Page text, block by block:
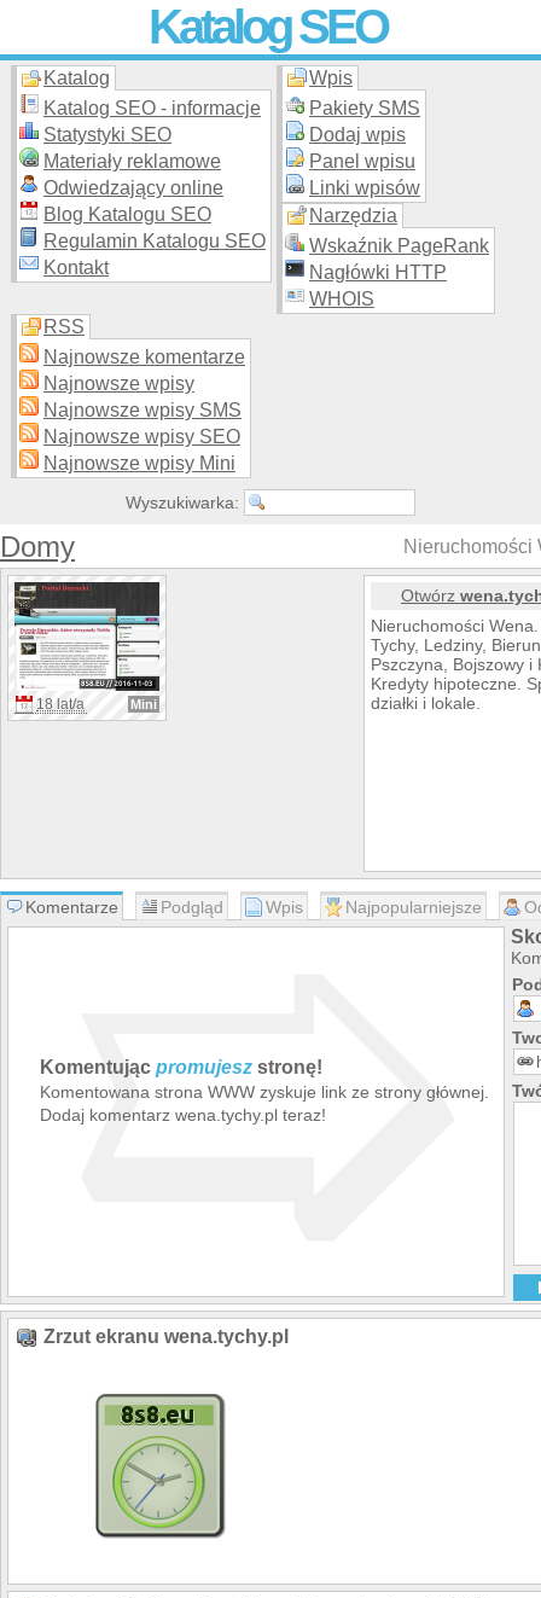
Katalog SEO
Skuteczna i promocja stron WWW –
moderowanego katalogu za darmo!
Katalog
Katalog SEO - informacje
Statystyki SEO
Materiały reklamowe
Odwiedzający online
Blog Katalogu SEO
Regulamin Katalogu SEO
Kontakt
Wpis
Pakiety SMS
Dodaj wpis
Panel wpisu
Linki wpisów
Narzędzia
Wskaźnik PageRank
Nagłówki HTTP
WHOIS
RSS
Najnowsze komentarze
Najnowsze wpisy
Najnowsze wpisy SMS
Najnowsze wpisy SEO
Najnowsze wpisy Mini
Wyszukiwarka:
Domy Nieruchomości
18 lat/a Mini
Otwórz
Nieruchomości
Tychy, Ledziny,
Pszczyna, Bojszowy i
Kredyty hipoteczne.
działki i lokale.
Komentarze Podgląd Wpis Najpopularniejsze
Komentując promujesz stronę!
Komentowana strona WWW zyskuje link ze strony głównej.
Dodaj komentarz wena.tychy.pl teraz!
➯
Zrzut ekranu wena.tychy.pl